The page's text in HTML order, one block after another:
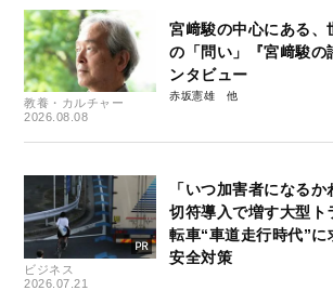
教養・カルチャー
2026.08.08
宮﨑駿の中心にある、
の「問い」『宮﨑駿の
ンタビュー
赤坂憲雄
ビジネス
2026.07.21
「いつ加害者になる
切符導入で増す大型ト
転車“車道走行時代”に
安全対策